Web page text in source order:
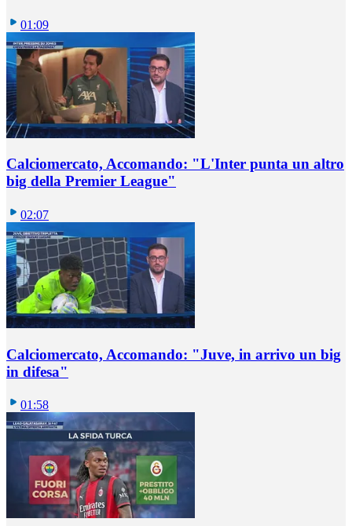
01:09
Calciomercato, Accomando: "L'Inter punta un altro
big della Premier League"
02:07
Calciomercato, Accomando: "Juve, in arrivo un big
in difesa"
01:58